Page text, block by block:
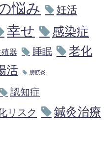
悩み 妊活
幸せ 感染症
殖器 睡眠 老化
活 膀胱炎
認知症
リスク 鍼灸治療